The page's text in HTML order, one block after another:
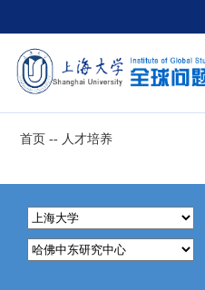
首页 -- 人才培养